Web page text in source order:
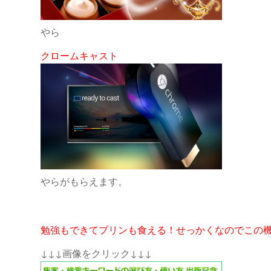
やら
クロームキャスト
やらがもらえます。
勉強もできてプリンも食える！せっかくなのでこの
↓↓↓画像をクリック↓↓↓